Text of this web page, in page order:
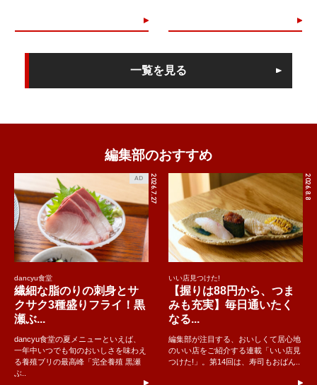
一覧を見る
編集部のおすすめ
2026.7.27
AD
dancyu食堂
繊細な脂のりの刺身とサ
クサク3種盛りフライ！黒
瀬ぶ...
dancyu食堂の夏メニューといえば、
一年中いつでも旬のおいしさを味わえ
る養殖ブリの最高峰「完全養殖 黒瀬
ぶ..
2026.8.8
いい店見つけた!
【握りは88円から、つま
みも充実】毎日通いたく
なる...
編集部が注目する、おいしくて居心地
のいい店をご紹介する連載「いい店見
つけた!」。第14回は、寿司もおばん..